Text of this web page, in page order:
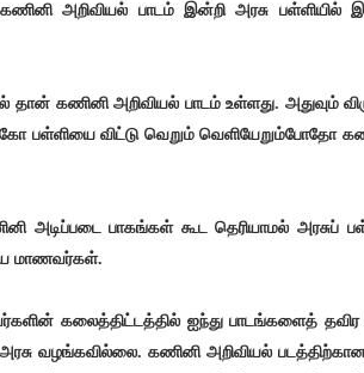
அறிவியல் பாடம் இன்றி அரசு பள்ளியில்
தான் கணினி அறிவியல் பாடம் உள்ளது. அதுவும்
பள்ளியை விட்டு வெறும் வெளியேறும்போதோ
அடிப்படை பாகங்கள் கூட தெரியாமல் அரசுப்
மாணவர்கள்.
கலைத்திட்டத்தில் ஐந்து பாடங்களைத்
வழங்கவில்லை. கணினி அறிவியல்